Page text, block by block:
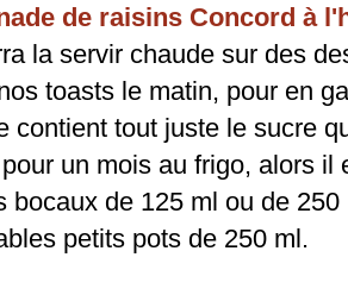
de raisins Concord à
la servir chaude sur des
toasts le matin, pour en
contient tout juste le sucre
un mois au frigo, alors il
bocaux de 125 ml ou de
petits pots de 250 ml.